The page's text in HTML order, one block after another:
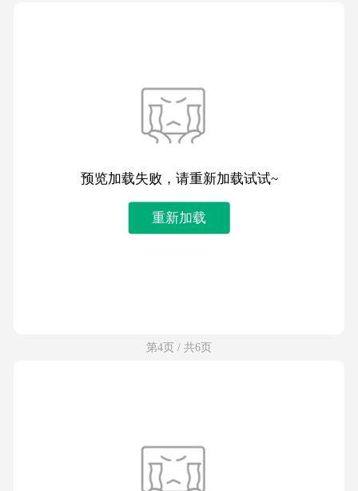
预览加载失败，请重新加载试试~
重新加载
第4页 / 共6页